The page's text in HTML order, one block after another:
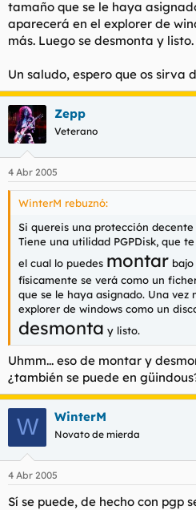
tamaño que se le haya
aparecerá en el explorer de
más. Luego se desmonta y listo.
Un saludo, espero que os sirva
Zepp
Veterano
4 Abr 2005
WinterM rebuznó:
Si quereis una protección
Tiene una utilidad PGPDisk, que
el cual lo puedes montar
físicamente se verá como un
que se le haya asignado. Una vez
explorer de windows como un
desmonta y listo.
Uhmm... eso de montar y
¿también se puede en
W WinterM
Novato de mierda
4 Abr 2005
Sí se puede, de hecho con pgp